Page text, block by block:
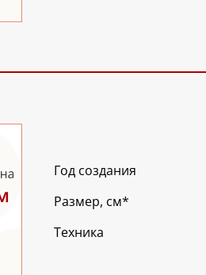
Год создания
Размер, см*
Техника